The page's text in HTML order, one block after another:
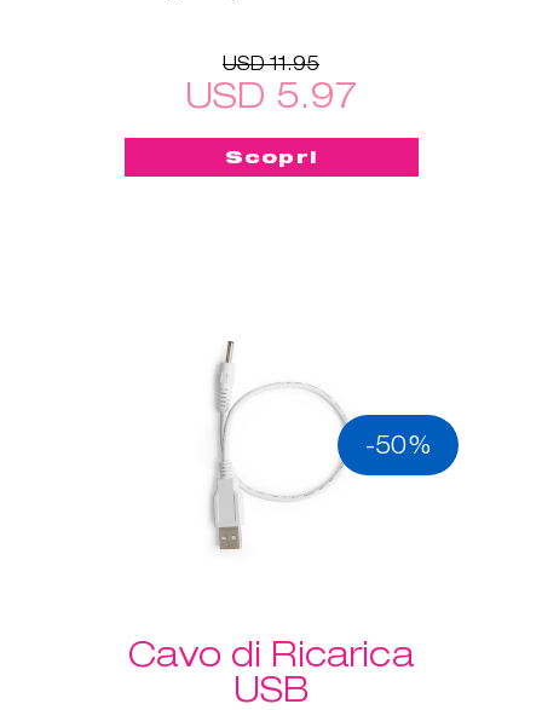
USD 11.95
USD 5.97
Scopri
-50%
Cavo di Ricarica
USB